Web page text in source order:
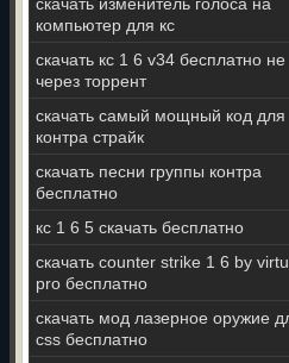
компьютер для кс
скачать кс 1 6 v34 бесплатно не
через торрент
скачать самый мощный код для
контра страйк
скачать песни группы контра
бесплатно
кс 1 6 5 скачать бесплатно
скачать counter strike 1 6 by
pro бесплатно
скачать мод лазерное оружие
css бесплатно